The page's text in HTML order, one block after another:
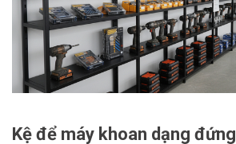
Kệ để máy khoan dạng đứng